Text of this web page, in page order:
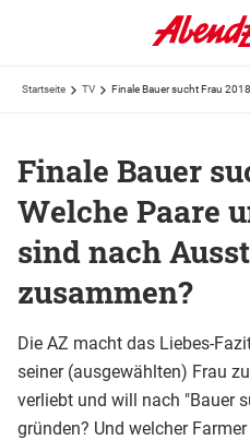
Startseite TV
Finale Bauer
Welche Paare
sind nach
zusammen?
Die AZ macht das Liebes-
seiner (ausgewählten) Frau
verliebt und will nach "Bauer
gründen? Und welcher